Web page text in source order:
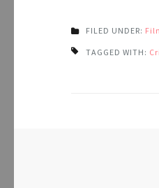
FILED UNDER:
TAGGED WITH: